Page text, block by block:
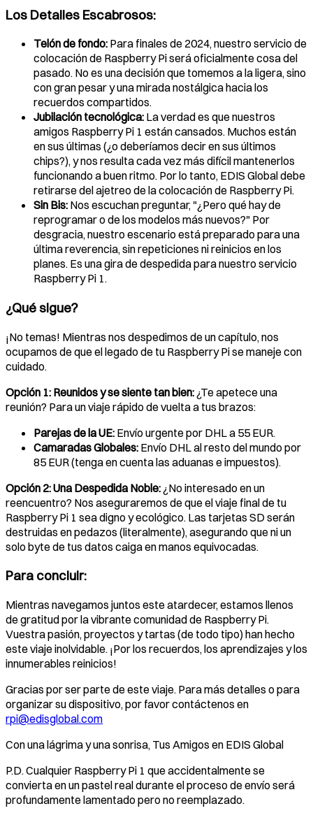
Los Detalles Escabrosos:
Telón de fondo: Para finales de 2024, nuestro servicio de
colocación de Raspberry Pi será oficialmente cosa del
pasado. No es una decisión que tomemos a la ligera, sino
con gran pesar y una mirada nostálgica hacia los
recuerdos compartidos.
Jubilación tecnológica: La verdad es que nuestros
amigos Raspberry Pi 1 están cansados. Muchos están
en sus últimas (¿o deberíamos decir en sus últimos
chips?), y nos resulta cada vez más difícil mantenerlos
funcionando a buen ritmo. Por lo tanto, EDIS Global debe
retirarse del ajetreo de la colocación de Raspberry Pi.
Sin Bis: Nos escuchan preguntar, "¿Pero qué hay de
reprogramar o de los modelos más nuevos?" Por
desgracia, nuestro escenario está preparado para una
última reverencia, sin repeticiones ni reinicios en los
planes. Es una gira de despedida para nuestro servicio
Raspberry Pi 1.
¿Qué sigue?
¡No temas! Mientras nos despedimos de un capítulo, nos
ocupamos de que el legado de tu Raspberry Pi se maneje con
cuidado.
Opción 1: Reunidos y se siente tan bien: ¿Te apetece una
reunión? Para un viaje rápido de vuelta a tus brazos:
Parejas de la UE: Envío urgente por DHL a 55 EUR.
Camaradas Globales: Envío DHL al resto del mundo por
85 EUR (tenga en cuenta las aduanas e impuestos).
Opción 2: Una Despedida Noble: ¿No interesado en un
reencuentro? Nos aseguraremos de que el viaje final de tu
Raspberry Pi 1 sea digno y ecológico. Las tarjetas SD serán
destruidas en pedazos (literalmente), asegurando que ni un
solo byte de tus datos caiga en manos equivocadas.
Para concluir:
Mientras navegamos juntos este atardecer, estamos llenos
de gratitud por la vibrante comunidad de Raspberry Pi.
Vuestra pasión, proyectos y tartas (de todo tipo) han hecho
este viaje inolvidable. ¡Por los recuerdos, los aprendizajes y los
innumerables reinicios!
Gracias por ser parte de este viaje. Para más detalles o para
organizar su dispositivo, por favor contáctenos en
rpi@edisglobal.com
Con una lágrima y una sonrisa, Tus Amigos en EDIS Global
P.D. Cualquier Raspberry Pi 1 que accidentalmente se
convierta en un pastel real durante el proceso de envío será
profundamente lamentado pero no reemplazado.